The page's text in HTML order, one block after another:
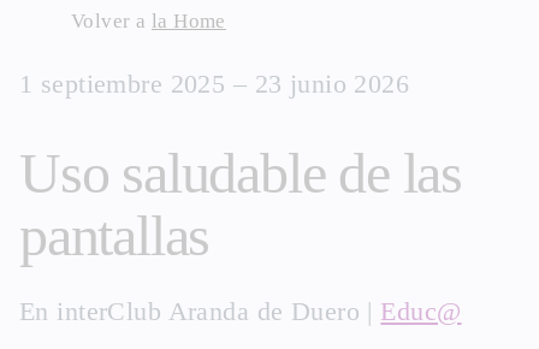
content
Volver a la Home
1 septiembre 2025 – 23 junio 2026
Uso saludable de las
pantallas
En interClub Aranda de Duero | Educ@